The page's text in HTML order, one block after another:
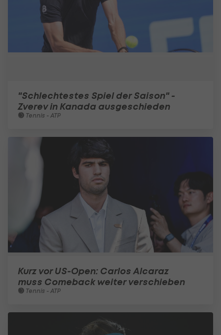
"Schlechtestes Spiel der Saison" -
Zverev in Kanada ausgeschieden
Tennis - ATP
Kurz vor US-Open: Carlos Alcaraz
muss Comeback weiter verschieben
Tennis - ATP